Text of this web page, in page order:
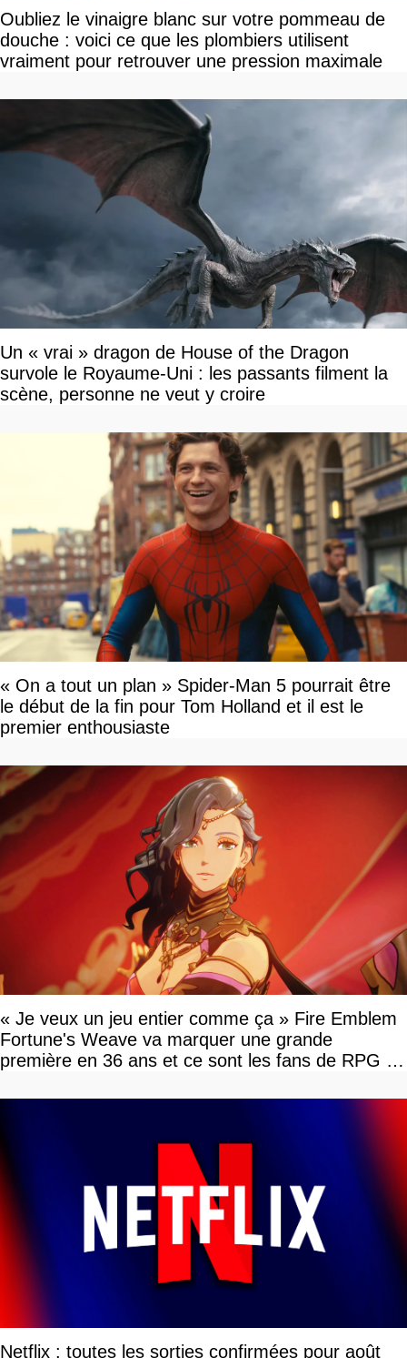
Oubliez le vinaigre blanc sur votre pommeau de
douche : voici ce que les plombiers utilisent
vraiment pour retrouver une pression maximale
Un « vrai » dragon de House of the Dragon
survole le Royaume-Uni : les passants filment la
scène, personne ne veut y croire
« On a tout un plan » Spider-Man 5 pourrait être
le début de la fin pour Tom Holland et il est le
premier enthousiaste
« Je veux un jeu entier comme ça » Fire Emblem
Fortune's Weave va marquer une grande
première en 36 ans et ce sont les fans de RPG en
Netflix : toutes les sorties confirmées pour août